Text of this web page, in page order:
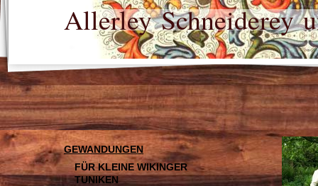
Allerley Schneiderey
GEWANDUNGEN
FÜR KLEINE WIKINGER
TUNIKEN